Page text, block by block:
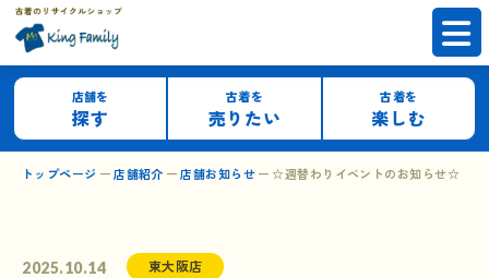
店舗を
探す
古着を
売りたい
古着を
楽しむ
トップページ 店舗紹介 店舗お知らせ ☆週替わりイベントのお知らせ☆
2025.10.14 東大阪店